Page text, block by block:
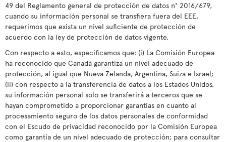
49 del Reglamento general de protección de datos n° 2016/679,
cuando su información personal se transfiera fuera del EEE,
requerimos que exista un nivel suficiente de protección de
acuerdo con la ley de protección de datos vigente.
Con respecto a esto, especificamos que: (i) La Comisión Europea
ha reconocido que Canadá garantiza un nivel adecuado de
protección, al igual que Nueva Zelanda, Argentina, Suiza e Israel;
(ii) con respecto a la transferencia de datos a los Estados Unidos,
su información personal solo se transferirá a terceros que se
hayan comprometido a proporcionar garantías en cuanto al
procesamiento seguro de los datos personales de conformidad
con el Escudo de privacidad reconocido por la Comisión Europea
como garantía de un nivel adecuado de protección; para consultar